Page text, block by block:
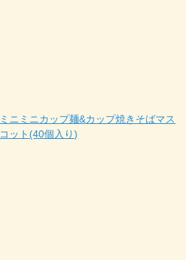
ミニミニカップ麺&カップ焼きそばマス
コット(40個入り)